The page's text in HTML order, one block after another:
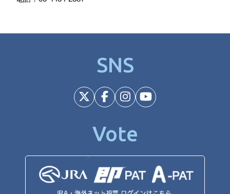
SNS
Vote